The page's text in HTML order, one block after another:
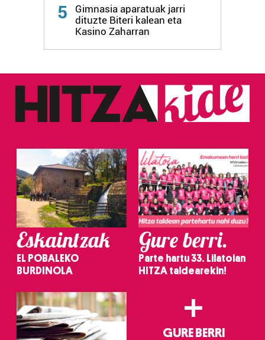
fitxategiak erabiltzen ditu. Zure esperientzia eta
zerbitzuak hobetzeko asmoz, cookie teknologiaz
irakurri
5
Gimnasia aparatuak jarri
dituzte Biteri kalean eta
Kasino Zaharran
Eskaintzak
EL POBALEKO
BURDINOLA
Gure berri.
Parte hartu 33. Lilatoian
HITZA taldearekin!
+
GURE BERRI